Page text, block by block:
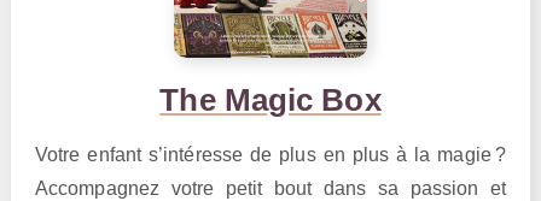
The Magic Box
Votre enfant s’intéresse de plus en plus à la magie ?
Accompagnez votre petit bout dans sa passion et